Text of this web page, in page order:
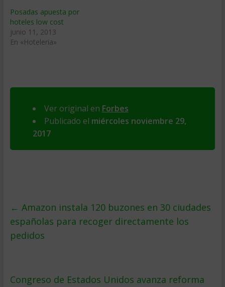
Posadas apuesta por
hoteles low cost
junio 11, 2013
En «Hoteleria»
Ver original en Forbes
Publicado el miércoles noviembre 29,
2017
← Amazon instala 120 buzones en 30 ciudades
españolas para recoger directamente los
pedidos
Congreso de Estados Unidos avanza reforma